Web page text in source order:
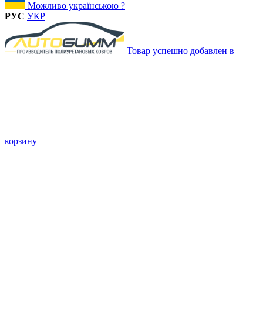
Можливо українською ?
РУС УКР
Товар успешно добавлен в
корзину